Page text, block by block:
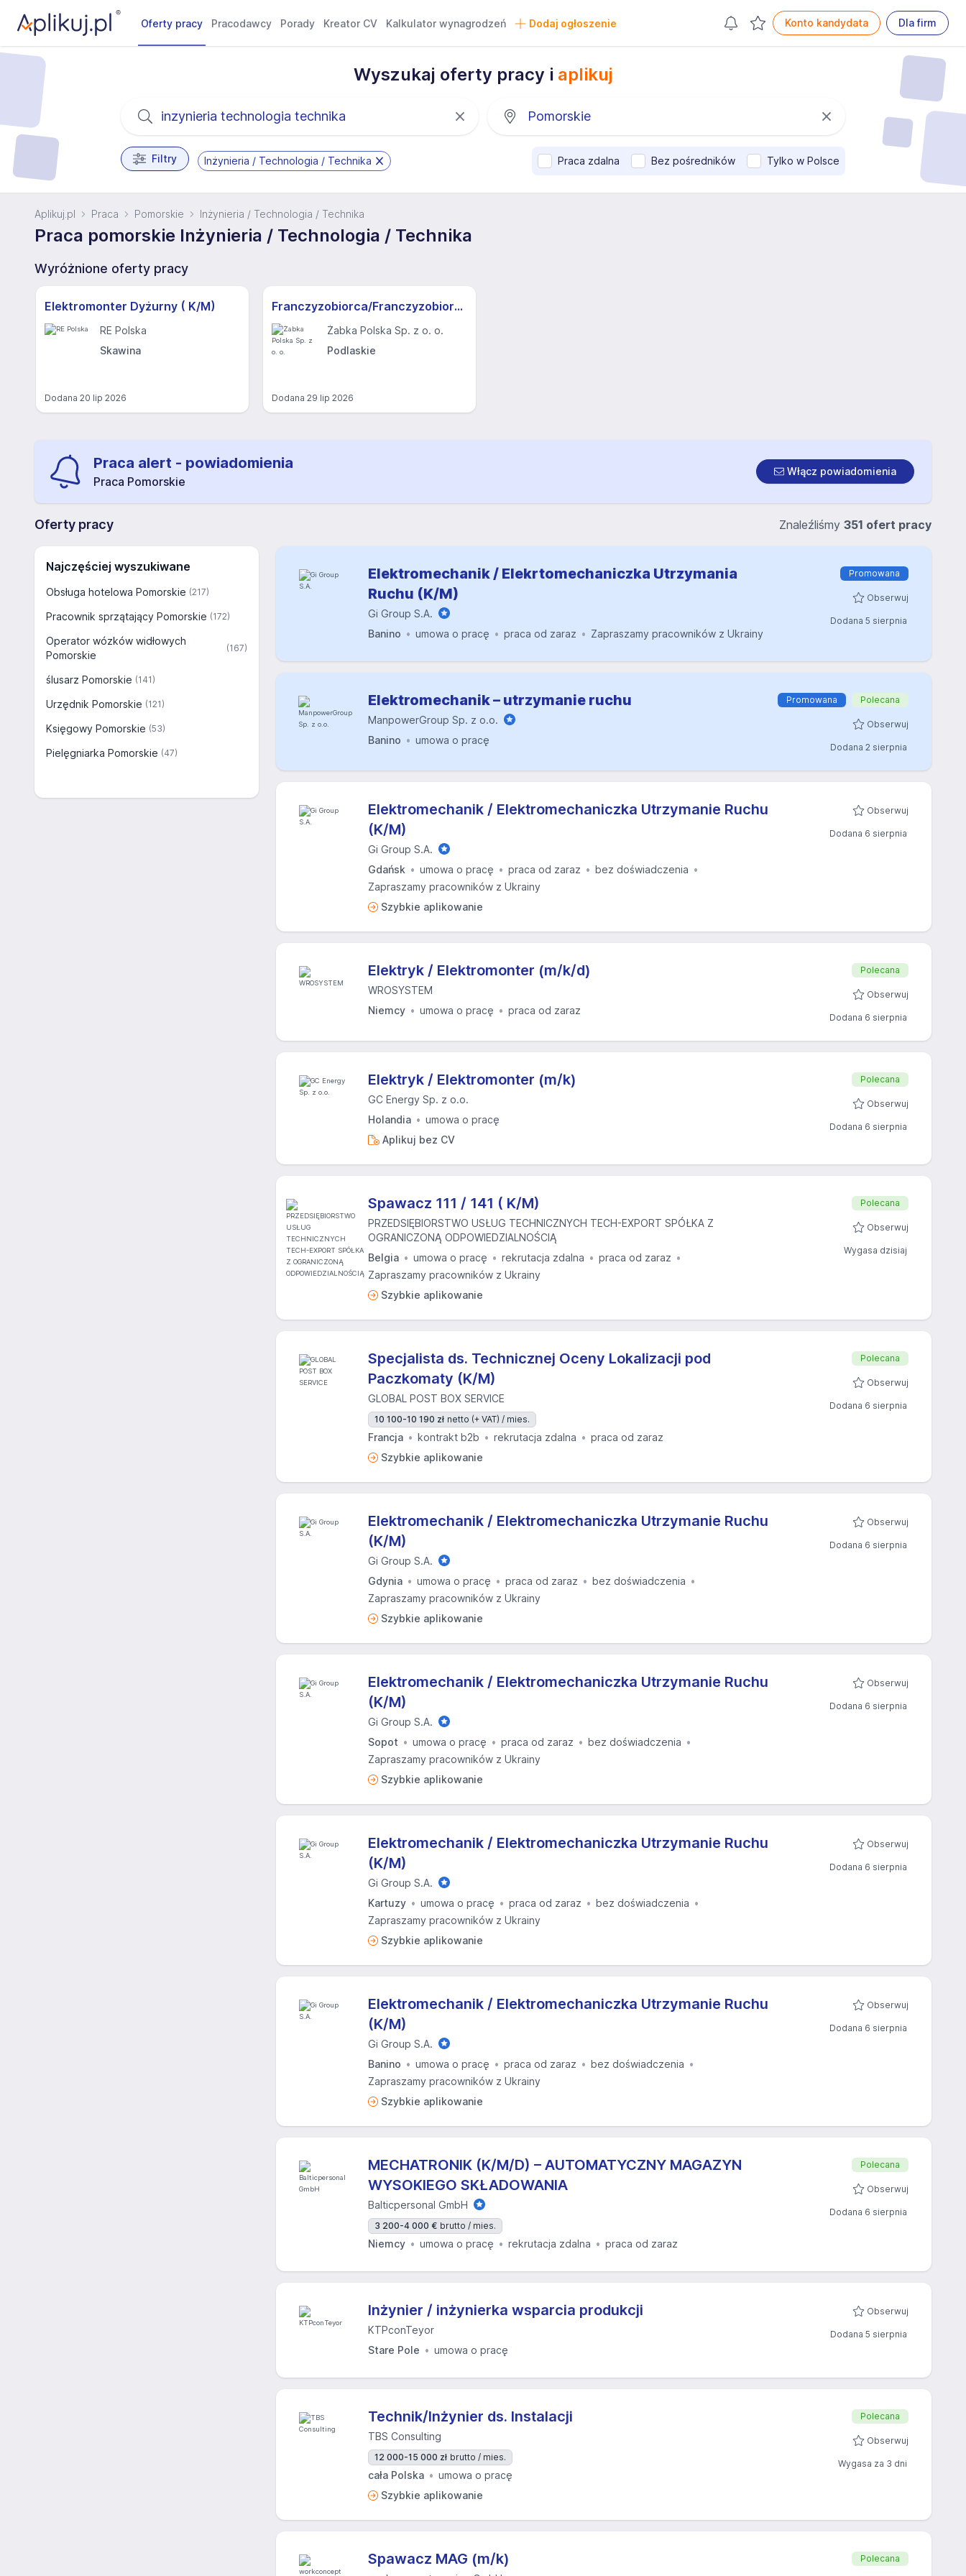
Oferty pracy Pracodawcy Porady Kreator CV Kalkulator wynagrodzeń Dodaj ogłoszenie Konto kandydata Dla firm
Wyszukaj oferty pracy i aplikuj
Filtry Inżynieria / Technologia / Technika Praca zdalna Bez pośredników Tylko w Polsce
Aplikuj.pl Praca Pomorskie Inżynieria / Technologia / Technika
Praca pomorskie Inżynieria / Technologia / Technika
Wyróżnione oferty pracy
Elektromonter Dyżurny ( K/M)
RE Polska
Skawina
Dodana 20 lip 2026
Franczyzobiorca/Franczyzobiorczyni sklepu Żabka
Żabka Polska Sp. z o. o.
Podlaskie
Dodana 29 lip 2026
Praca alert - powiadomienia
Praca Pomorskie
Włącz powiadomienia
Oferty pracy Znaleźliśmy 351 ofert pracy
Najczęściej wyszukiwane
Obsługa hotelowa Pomorskie (217)
Pracownik sprzątający Pomorskie (172)
Operator wózków widłowych
Pomorskie
(167)
ślusarz Pomorskie (141)
Urzędnik Pomorskie (121)
Księgowy Pomorskie (53)
Pielęgniarka Pomorskie (47)
Elektromechanik / Elekrtomechaniczka Utrzymania
Ruchu (K/M)
Gi Group S.A.
Banino
umowa o pracę praca od zaraz Zapraszamy pracowników z Ukrainy
Promowana
Obserwuj
Dodana 5 sierpnia
Elektromechanik – utrzymanie ruchu
ManpowerGroup Sp. z o.o.
Banino
umowa o pracę
Promowana Polecana
Obserwuj
Dodana 2 sierpnia
Elektromechanik / Elektromechaniczka Utrzymanie Ruchu
(K/M)
Gi Group S.A.
Gdańsk
umowa o pracę praca od zaraz
bez doświadczenia
Zapraszamy pracowników z Ukrainy
Szybkie aplikowanie
Obserwuj
Dodana 6 sierpnia
Elektryk / Elektromonter (m/k/d)
WROSYSTEM
Niemcy
umowa o pracę praca od zaraz
Polecana
Obserwuj
Dodana 6 sierpnia
Elektryk / Elektromonter (m/k)
GC Energy Sp. z o.o.
Holandia
umowa o pracę
Aplikuj bez CV
Polecana
Obserwuj
Dodana 6 sierpnia
Spawacz 111 / 141 ( K/M)
PRZEDSIĘBIORSTWO USŁUG TECHNICZNYCH TECH-EXPORT SPÓŁKA Z
OGRANICZONĄ ODPOWIEDZIALNOŚCIĄ
Belgia
umowa o pracę rekrutacja zdalna
praca od zaraz
Zapraszamy pracowników z Ukrainy
Szybkie aplikowanie
Polecana
Obserwuj
Wygasa dzisiaj
Specjalista ds. Technicznej Oceny Lokalizacji pod
Paczkomaty (K/M)
GLOBAL POST BOX SERVICE
10 100-10 190 zł netto (+ VAT) / mies.
Francja kontrakt b2b rekrutacja zdalna
praca od zaraz
Szybkie aplikowanie
Polecana
Obserwuj
Dodana 6 sierpnia
Elektromechanik / Elektromechaniczka Utrzymanie Ruchu
(K/M)
Gi Group S.A.
Gdynia
umowa o pracę praca od zaraz
bez doświadczenia
Zapraszamy pracowników z Ukrainy
Szybkie aplikowanie
Obserwuj
Dodana 6 sierpnia
Elektromechanik / Elektromechaniczka Utrzymanie Ruchu
(K/M)
Gi Group S.A.
Sopot
umowa o pracę praca od zaraz
bez doświadczenia
Zapraszamy pracowników z Ukrainy
Szybkie aplikowanie
Obserwuj
Dodana 6 sierpnia
Elektromechanik / Elektromechaniczka Utrzymanie Ruchu
(K/M)
Gi Group S.A.
Kartuzy
umowa o pracę praca od zaraz
bez doświadczenia
Zapraszamy pracowników z Ukrainy
Szybkie aplikowanie
Obserwuj
Dodana 6 sierpnia
Elektromechanik / Elektromechaniczka Utrzymanie Ruchu
(K/M)
Gi Group S.A.
Banino
umowa o pracę praca od zaraz
bez doświadczenia
Zapraszamy pracowników z Ukrainy
Szybkie aplikowanie
Obserwuj
Dodana 6 sierpnia
MECHATRONIK (K/M/D) – AUTOMATYCZNY MAGAZYN
WYSOKIEGO SKŁADOWANIA
Balticpersonal GmbH
3 200-4 000 € brutto / mies.
Niemcy umowa o pracę rekrutacja zdalna praca od zaraz
Polecana
Obserwuj
Dodana 6 sierpnia
Inżynier / inżynierka wsparcia produkcji
KTPconTeyor
Stare Pole
umowa o pracę
Obserwuj
Dodana 5 sierpnia
Technik/Inżynier ds. Instalacji
TBS Consulting
12 000-15 000 zł brutto / mies.
cała Polska
umowa o pracę
Szybkie aplikowanie
Polecana
Obserwuj
Wygasa za 3 dni
Spawacz MAG (m/k) Polecana